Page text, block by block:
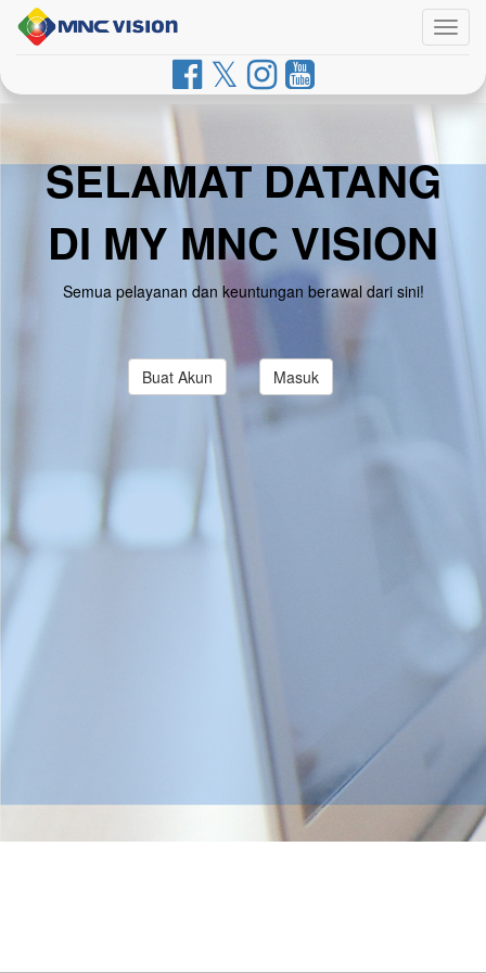
SELAMAT DATANG
DI MY MNC VISION
Semua pelayanan dan keuntungan berawal dari sini!
Buat Akun Masuk